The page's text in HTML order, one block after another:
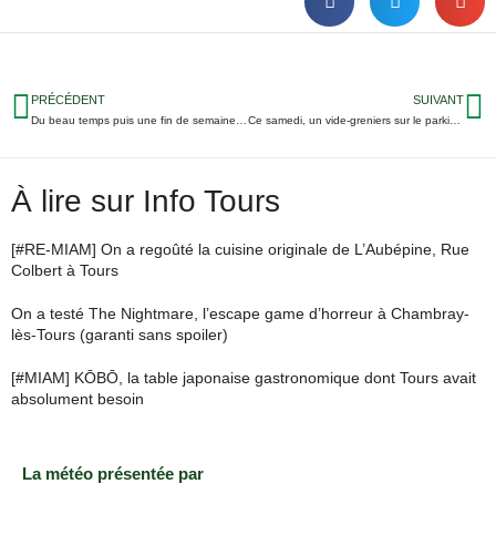
PRÉCÉDENT SUIVANT
Ce samedi, un vide-greniers sur le parking d’un grand magasin tourangeau
À lire sur Info Tours
[#RE-MIAM] On a regoûté la cuisine originale de L’Aubépine, Rue
Colbert à Tours
On a testé The Nightmare, l’escape game d’horreur à Chambray-
lès-Tours (garanti sans spoiler)
[#MIAM] KŌBŌ, la table japonaise gastronomique dont Tours avait
absolument besoin
La météo présentée par